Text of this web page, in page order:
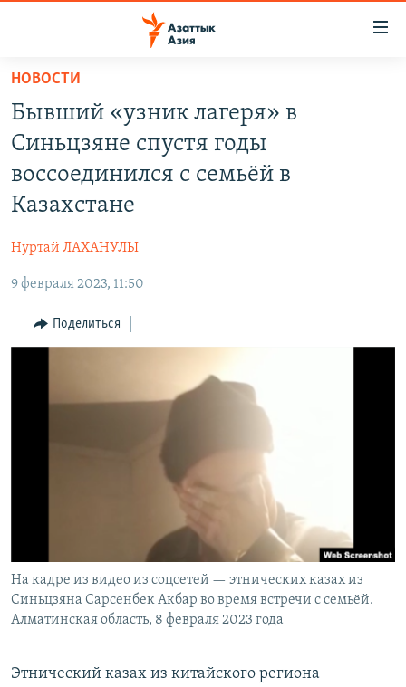
Вернуться
основному
содержанию
главной
Вернутся
НА ДРУГИХ ЯЗЫКАХ
КЫРГЫЗЧА
ЎЗБЕКЧА
ТОҶИКӢ
ПОДПИШИТЕСЬ НА НАС В СОЦСЕТЯХ
Все сайты РСЕ/РС
НОВОСТИ
Бывший «узник лагеря» в
Синьцзяне спустя годы
воссоединился с семьёй в
Казахстане
Нуртай ЛАХАНУЛЫ
9 февраля 2023, 11:50
Поделиться
На кадре из видео из соцсетей — этнических казах из
Синьцзяна Сарсенбек Акбар во время встречи с семьёй.
Алматинская область, 8 февраля 2023 года
Этнический казах из китайского региона